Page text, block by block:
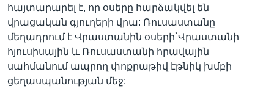
հայտարարել է, որ օսերը հարձակվել են
վրացական գյուղերի վրա: Ռուսաստանը
մեղադրում է Վրաստանին օսերի`Վրաստանի
հյուսիսային և Ռուսաստանի հրավային
սահմանում ապրող փոքրաթիվ էթնիկ խմբի
ցեղասպանության մեջ: